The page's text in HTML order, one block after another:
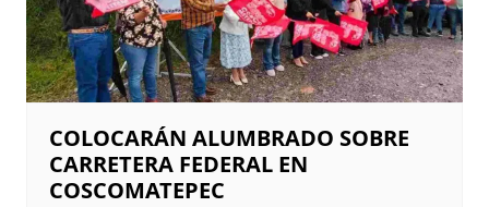
COLOCARÁN ALUMBRADO SOBRE
CARRETERA FEDERAL EN
COSCOMATEPEC